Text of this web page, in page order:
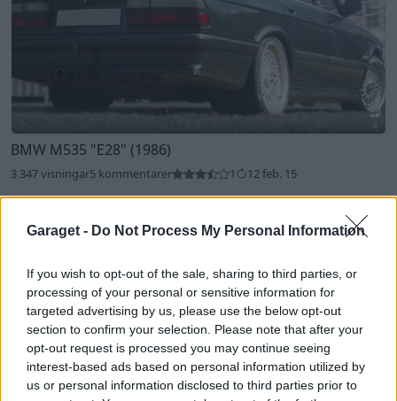
Garaget - Do Not Process My Personal Information
If you wish to opt-out of the sale, sharing to third parties, or
processing of your personal or sensitive information for
targeted advertising by us, please use the below opt-out
section to confirm your selection. Please note that after your
opt-out request is processed you may continue seeing
interest-based ads based on personal information utilized by
us or personal information disclosed to third parties prior to
4
BMW M535 "E28" (1986)
3 347 visningar5 kommentarer 1 12 feb. 15
Visa fler
Rekommenderade bilar
Mercedes Cls 350 ASMA (2005)
D3n1Zz
29 277 visningar167 kommentarer
203
6 aug. 12